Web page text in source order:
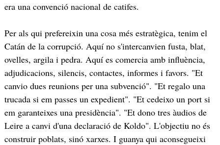
era una convenció nacional de catifes.
Per als qui prefereixin una cosa més estratègica, tenim el
Catán de la corrupció. Aquí no s'intercanvien fusta, blat,
ovelles, argila i pedra. Aquí es comercia amb influència,
adjudicacions, silencis, contactes, informes i favors. "Et
canvio dues reunions per una subvenció". "Et regalo una
trucada si em passes un expedient". "Et cedeixo un port si
em garanteixes una presidència". "Et dono tres àudios de
Leire a canvi d'una declaració de Koldo". L'objectiu no és
construir poblats, sinó xarxes. I guanya qui aconsegueixi